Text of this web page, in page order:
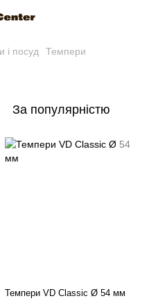
і посуд Темпери
За популярністю
Темпери VD Classic Ø 54 мм